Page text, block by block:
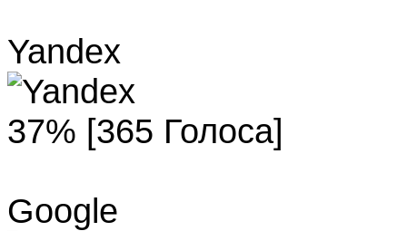
Yandex
37% [365 Голоса]
Google